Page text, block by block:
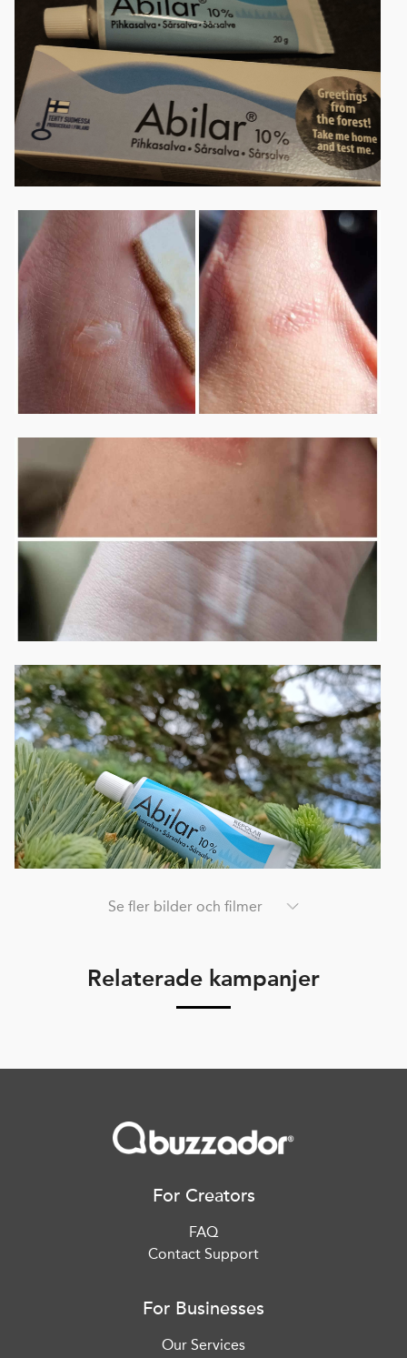
Se fler bilder och filmer
Relaterade kampanjer
For Creators
FAQ
Contact Support
For Businesses
Our Services